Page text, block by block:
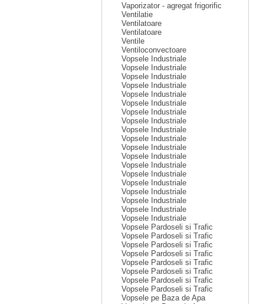
Vaporizator - agregat frigorific
Ventilatie
Ventilatoare
Ventilatoare
Ventile
Ventiloconvectoare
Vopsele Industriale
Vopsele Industriale
Vopsele Industriale
Vopsele Industriale
Vopsele Industriale
Vopsele Industriale
Vopsele Industriale
Vopsele Industriale
Vopsele Industriale
Vopsele Industriale
Vopsele Industriale
Vopsele Industriale
Vopsele Industriale
Vopsele Industriale
Vopsele Industriale
Vopsele Industriale
Vopsele Industriale
Vopsele Industriale
Vopsele Industriale
Vopsele Pardoseli si Trafic
Vopsele Pardoseli si Trafic
Vopsele Pardoseli si Trafic
Vopsele Pardoseli si Trafic
Vopsele Pardoseli si Trafic
Vopsele Pardoseli si Trafic
Vopsele Pardoseli si Trafic
Vopsele Pardoseli si Trafic
Vopsele pe Baza de Apa